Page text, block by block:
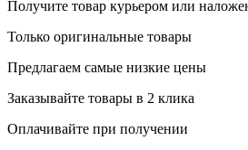
Получите товар курьером или
Только оригинальные товары
Предлагаем самые низкие цены
Заказывайте товары в 2 клика
Оплачивайте при получении